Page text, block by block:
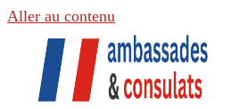
Aller au contenu